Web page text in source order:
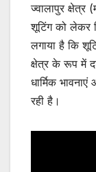
ज्वालापुर
शूटिंग को लेकर
लगाया है कि
क्षेत्र के रूप में
धार्मिक
रही है।